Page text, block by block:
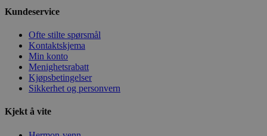
Kundeservice
Ofte stilte spørsmål
Kontaktskjema
Min konto
Menighetsrabatt
Kjøpsbetingelser
Sikkerhet og personvern
Kjekt å vite